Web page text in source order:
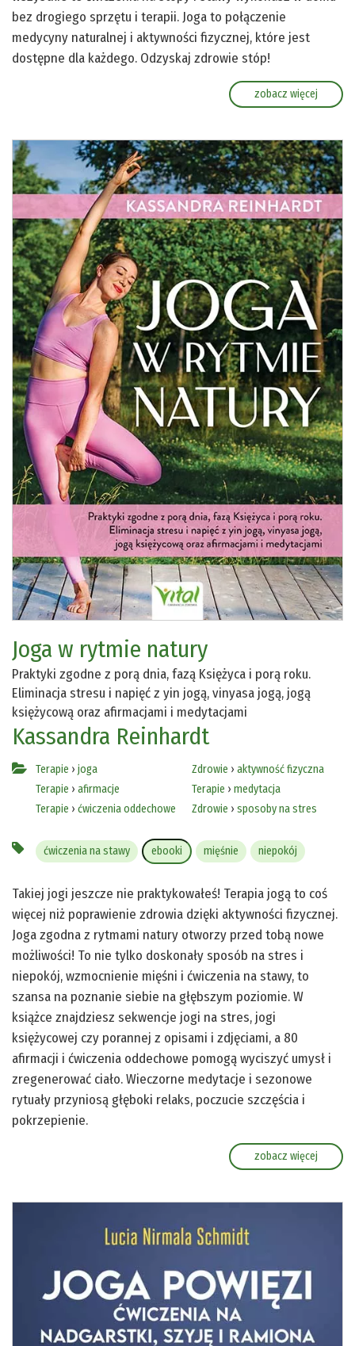
bez drogiego sprzętu i terapii. Joga to połączenie
medycyny naturalnej i aktywności fizycznej, które jest
dostępne dla każdego. Odzyskaj zdrowie stóp!
zobacz więcej
Joga w rytmie natury
Praktyki zgodne z porą dnia, fazą Księżyca i porą roku.
Eliminacja stresu i napięć z yin jogą, vinyasa jogą, jogą
księżycową oraz afirmacjami i medytacjami
Kassandra Reinhardt
Terapie › joga
Terapie › afirmacje
Terapie › ćwiczenia oddechowe
Zdrowie › aktywność fizyczna
Terapie › medytacja
Zdrowie › sposoby na stres
ćwiczenia na stawy ebooki mięśnie niepokój
Takiej jogi jeszcze nie praktykowałeś! Terapia jogą to coś
więcej niż poprawienie zdrowia dzięki aktywności fizycznej.
Joga zgodna z rytmami natury otworzy przed tobą nowe
możliwości! To nie tylko doskonały sposób na stres i
niepokój, wzmocnienie mięśni i ćwiczenia na stawy, to
szansa na poznanie siebie na głębszym poziomie. W
książce znajdziesz sekwencje jogi na stres, jogi
księżycowej czy porannej z opisami i zdjęciami, a 80
afirmacji i ćwiczenia oddechowe pomogą wyciszyć umysł i
zregenerować ciało. Wieczorne medytacje i sezonowe
rytuały przyniosą głęboki relaks, poczucie szczęścia i
pokrzepienie.
zobacz więcej